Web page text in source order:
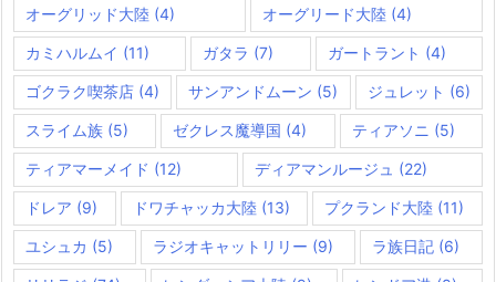
オーグリッド大陸 (4) オーグリード大陸 (4)
カミハルムイ (11) ガタラ (7) ガートラント (4)
ゴクラク喫茶店 (4) サンアンドムーン (5) ジュレット (6)
スライム族 (5) ゼクレス魔導国 (4) ティアソニ (5)
ティアマーメイド (12) ディアマンルージュ (22)
ドレア (9) ドワチャッカ大陸(13) プクランド大陸 (11)
ユシュカ (5) ラジオキャットリリー (9) ラ族日記 (6)